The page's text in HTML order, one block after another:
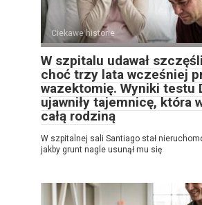
Ciekawe historie
W szpitalu udawał
choć trzy lata wcześniej
wazektomię. Wyniki testu
ujawniły tajemnicę, która
całą rodziną
W szpitalnej sali Santiago stał
jakby grunt nagle usunął mu się